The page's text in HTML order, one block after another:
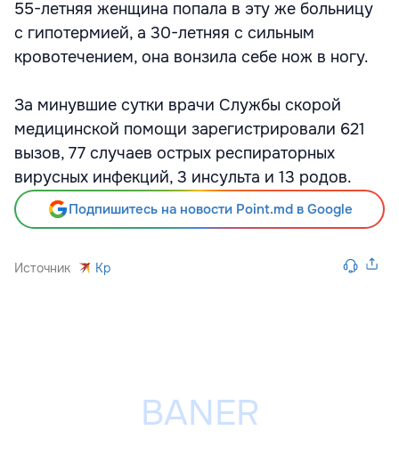
55-летняя женщина попала в эту же больницу
с гипотермией, а 30-летняя с сильным
кровотечением, она вонзила себе нож в ногу.
За минувшие сутки врачи Службы скорой
медицинской помощи зарегистрировали 621
вызов, 77 случаев острых респираторных
вирусных инфекций, 3 инсульта и 13 родов.
Подпишитесь на новости Point.md в Google
Источник Kp